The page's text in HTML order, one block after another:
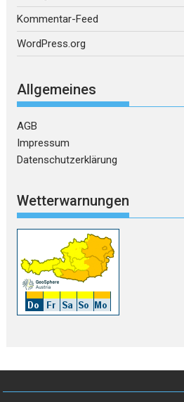
Kommentar-Feed
WordPress.org
Allgemeines
AGB
Impressum
Datenschutzerklärung
Wetterwarnungen